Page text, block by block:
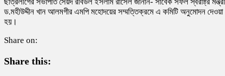
ড.মহীউদ্দীন খান আলমগীর এমপি মহোদয়ের সম্মত্তিক্রমে এ কমিটি অনুমোদন দেওয়া
হয়।
Share on:
Share this: